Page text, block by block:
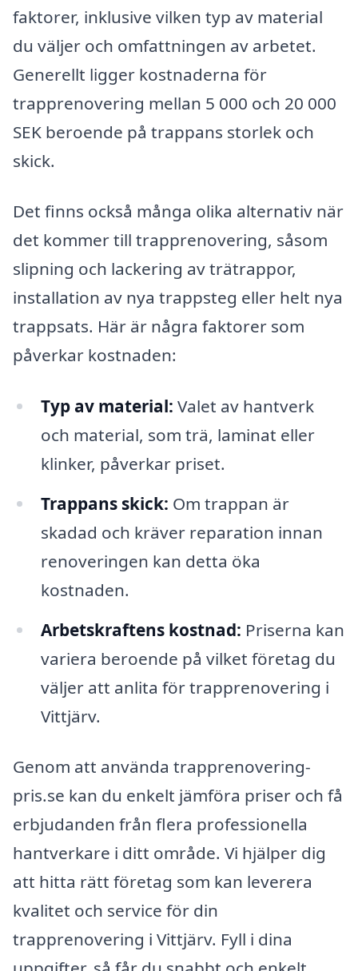
faktorer, inklusive vilken typ av material
du väljer och omfattningen av arbetet.
Generellt ligger kostnaderna för
trapprenovering mellan 5 000 och 20 000
SEK beroende på trappans storlek och
skick.
Det finns också många olika alternativ när
det kommer till trapprenovering, såsom
slipning och lackering av trätrappor,
installation av nya trappsteg eller helt nya
trappsats. Här är några faktorer som
påverkar kostnaden:
Typ av material: Valet av hantverk
och material, som trä, laminat eller
klinker, påverkar priset.
Trappans skick: Om trappan är
skadad och kräver reparation innan
renoveringen kan detta öka
kostnaden.
Arbetskraftens kostnad: Priserna kan
variera beroende på vilket företag du
väljer att anlita för trapprenovering i
Vittjärv.
Genom att använda trapprenovering-
pris.se kan du enkelt jämföra priser och få
erbjudanden från flera professionella
hantverkare i ditt område. Vi hjälper dig
att hitta rätt företag som kan leverera
kvalitet och service för din
trapprenovering i Vittjärv. Fyll i dina